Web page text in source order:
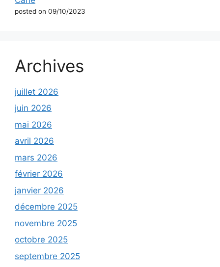
posted on 09/10/2023
Archives
juillet 2026
juin 2026
mai 2026
avril 2026
mars 2026
février 2026
janvier 2026
décembre 2025
novembre 2025
octobre 2025
septembre 2025